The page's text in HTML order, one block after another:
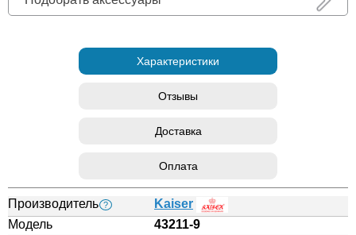
Характеристики
Отзывы
Доставка
Оплата
Производитель ?
Kaiser
Модель
43211-9